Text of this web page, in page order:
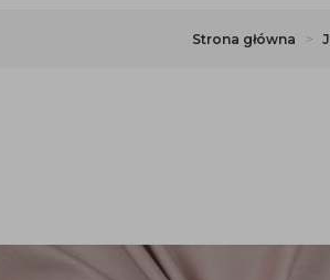
Strona główna